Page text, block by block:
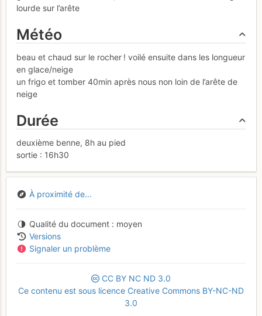
lourde sur l’arête
Météo
beau et chaud sur le rocher ! voilé ensuite dans les longueur
en glace/neige
un frigo et tomber 40min après nous non loin de l’arête de
neige
Durée
deuxième benne, 8h au pied
sortie : 16h30
À proximité de...
Qualité du document
moyen
Versions
Signaler un problème
CC BY NC ND 3.0
Ce contenu est sous licence Creative Commons BY-NC-ND
3.0